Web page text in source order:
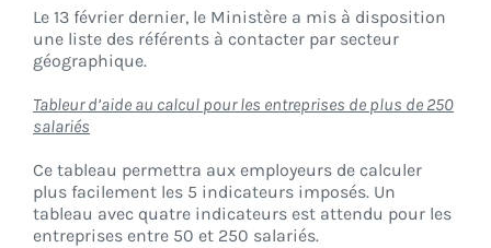
Le 13 février dernier, le Ministère a mis à disposition
une liste des référents à contacter par secteur
géographique.
Tableur d’aide au calcul pour les entreprises de plus de 250
salariés
Ce tableau permettra aux employeurs de calculer
plus facilement les 5 indicateurs imposés. Un
tableau avec quatre indicateurs est attendu pour les
entreprises entre 50 et 250 salariés.